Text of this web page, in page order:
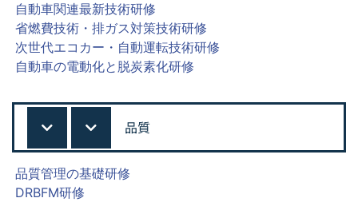
自動車関連最新技術研修
省燃費技術・排ガス対策技術研修
次世代エコカー・自動運転技術研修
自動車の電動化と脱炭素化研修
品質
品質管理の基礎研修
DRBFM研修